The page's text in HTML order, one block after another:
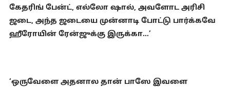
கேதரிங் பேன்ட், எல்லோ ஷால், அவளோட அரிசி
ஜடை, அந்த ஜடையை முன்னாடி போட்டு பார்க்கவே
ஹீரோயின் ரேன்ஜுக்கு இருக்கா…’
‘ஒருவேளை அதனால தான் பாஸே இவளை